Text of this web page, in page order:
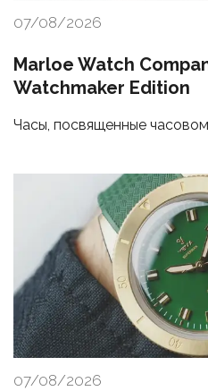
07/08/2026
Marloe Watch
Watchmaker Edition
Часы, посвященные
07/08/2026